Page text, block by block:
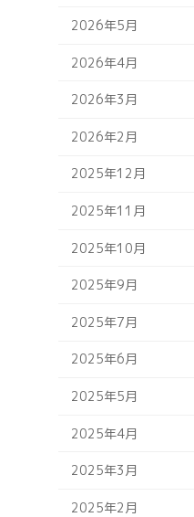
2026年5月
2026年4月
2026年3月
2026年2月
2025年12月
2025年11月
2025年10月
2025年9月
2025年7月
2025年6月
2025年5月
2025年4月
2025年3月
2025年2月